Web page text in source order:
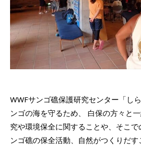
WWFサンゴ礁保護研究センター「し
ンゴの海を守るため、 白保の方々と
究や環境保全に関することや、そこ
ンゴ礁の保全活動、自然がつくりだ